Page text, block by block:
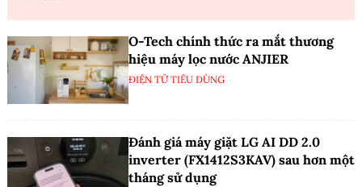
O-Tech chính thức ra mắt thương
hiệu máy lọc nước ANJIER
ĐIỆN TỬ TIÊU DÙNG
Đánh giá máy giặt LG AI DD 2.0
inverter (FX1412S3KAV) sau hơn một
tháng sử dụng